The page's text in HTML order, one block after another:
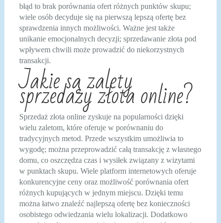
błąd to brak porównania ofert różnych punktów skupu;
wiele osób decyduje się na pierwszą lepszą ofertę bez
sprawdzenia innych możliwości. Ważne jest także
unikanie emocjonalnych decyzji; sprzedawanie złota pod
wpływem chwili może prowadzić do niekorzystnych
transakcji.
Jakie są zalety
sprzedaży złota online?
Sprzedaż złota online zyskuje na popularności dzięki
wielu zaletom, które oferuje w porównaniu do
tradycyjnych metod. Przede wszystkim umożliwia to
wygodę; można przeprowadzić całą transakcję z własnego
domu, co oszczędza czas i wysiłek związany z wizytami
w punktach skupu. Wiele platform internetowych oferuje
konkurencyjne ceny oraz możliwość porównania ofert
różnych kupujących w jednym miejscu. Dzięki temu
można łatwo znaleźć najlepszą ofertę bez konieczności
osobistego odwiedzania wielu lokalizacji. Dodatkowo